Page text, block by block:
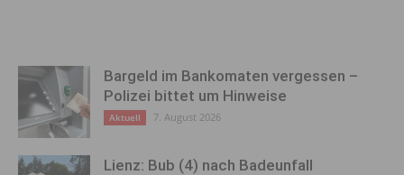
Bargeld im Bankomaten vergessen –
Polizei bittet um Hinweise
Aktuell 7. August 2026
Lienz: Bub (4) nach Badeunfall